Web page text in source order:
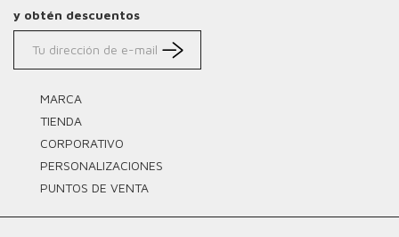
y obtén descuentos
MARCA
TIENDA
CORPORATIVO
PERSONALIZACIONES
PUNTOS DE VENTA